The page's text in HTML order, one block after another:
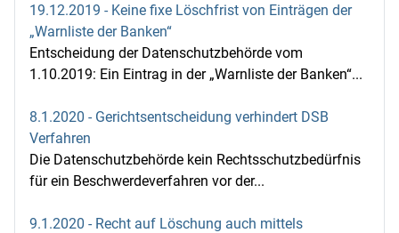
19.12.2019 - Keine fixe Löschfrist von Einträgen der
„Warnliste der Banken“
Entscheidung der Datenschutzbehörde vom
1.10.2019: Ein Eintrag in der „Warnliste der Banken“...
8.1.2020 - Gerichtsentscheidung verhindert DSB
Verfahren
Die Datenschutzbehörde kein Rechtsschutzbedürfnis
für ein Beschwerdeverfahren vor der...
9.1.2020 - Recht auf Löschung auch mittels